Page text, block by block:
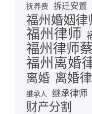
抚养费 拆迁安置
福州婚姻律
福州律师
福州律师
福州离婚
离婚 离婚
继承人 继承律师
财产分割